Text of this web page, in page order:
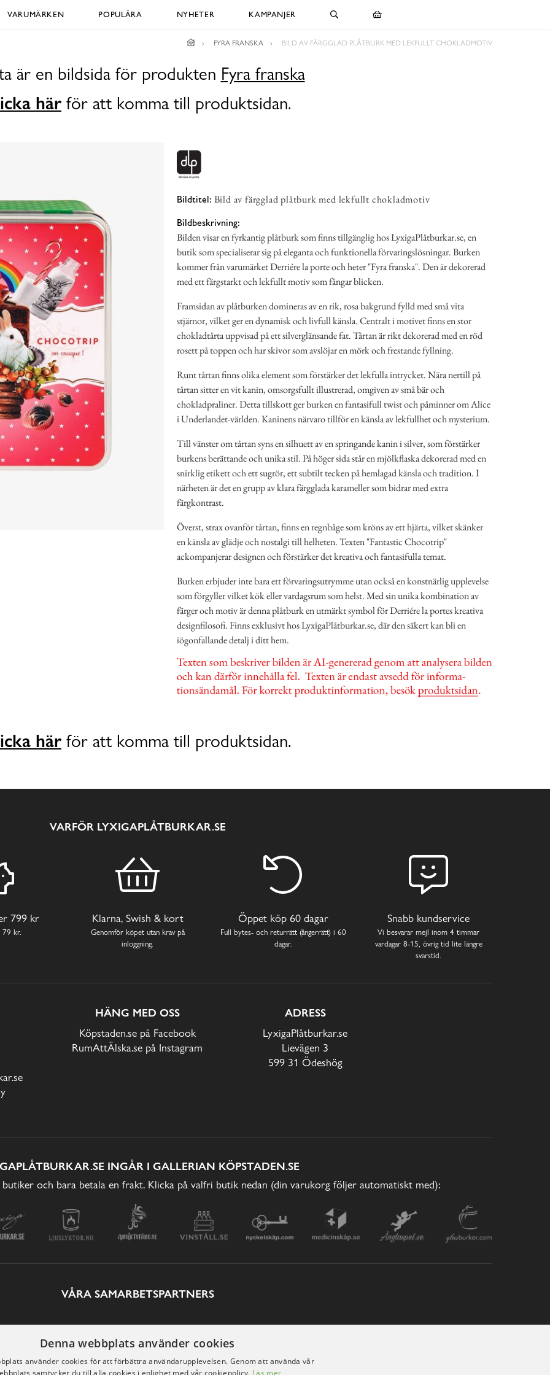
VARUMÄRKEN POPULÄRA NYHETER KAMPANJER
FYRA FRANSKA BILD AV FÄRGGLAD PLÅTBURK MED LEKFULLT CHOKLADMOTIV
är en bildsida för produkten Fyra franska
här för att komma till produktsidan.
Bildtitel: Bild av färgglad plåtburk med lekfullt chokladmotiv
Bildbeskrivning:
Bilden visar en fyrkantig plåtburk som finns tillgänglig hos LyxigaPlåtburkar.se, en
butik som specialiserar sig på eleganta och funktionella förvaringslösningar. Burken
kommer från varumärket Derriére la porte och heter "Fyra franska". Den är dekorerad
med ett färgstarkt och lekfullt motiv som fångar blicken.
Framsidan av plåtburken domineras av en rik, rosa bakgrund fylld med små vita
stjärnor, vilket ger en dynamisk och livfull känsla. Centralt i motivet finns en stor
chokladtårta uppvisad på ett silverglänsande fat. Tårtan är rikt dekorerad med en röd
rosett på toppen och har skivor som avslöjar en mörk och frestande fyllning.
Runt tårtan finns olika element som förstärker det lekfulla intrycket. Nära nertill på
tårtan sitter en vit kanin, omsorgsfullt illustrerad, omgiven av små bär och
chokladpraliner. Detta tillskott ger burken en fantasifull twist och påminner om Alice
i Underlandet-världen. Kaninens närvaro tillför en känsla av lekfullhet och mysterium.
Till vänster om tårtan syns en silhuett av en springande kanin i silver, som förstärker
burkens berättande och unika stil. På höger sida står en mjölkflaska dekorerad med en
snirklig etikett och ett sugrör, ett subtilt tecken på hemlagad känsla och tradition. I
närheten är det en grupp av klara färgglada karameller som bidrar med extra
färgkontrast.
Överst, strax ovanför tårtan, finns en regnbåge som kröns av ett hjärta, vilket skänker
en känsla av glädje och nostalgi till helheten. Texten "Fantastic Chocotrip"
ackompanjerar designen och förstärker det kreativa och fantasifulla temat.
Burken erbjuder inte bara ett förvaringsutrymme utan också en konstnärlig upplevelse
som förgyller vilket kök eller vardagsrum som helst. Med sin unika kombination av
färger och motiv är denna plåtburk en utmärkt symbol för Derriére la portes kreativa
designfilosofi. Finns exklusivt hos LyxigaPlåtburkar.se, där den säkert kan bli en
iögonfallande detalj i ditt hem.
här för att komma till produktsidan.
VARFÖR LYXIGAPLÅTBURKAR.SE
799 kr
79 kr.
Klarna, Swish & kort
Genomför köpet utan krav på
inloggning.
Öppet köp 60 dagar
Full bytes- och returrätt (ångerrätt) i 60
dagar.
Snabb kundservice
Vi besvarar mejl inom 4 timmar
vardagar 8-15, övrig tid lite längre
svarstid.
HÄNG MED OSS
Köpstaden.se på Facebook
RumAttÄlska.se på Instagram
ADRESS
LyxigaPlåtburkar.se
Lievägen 3
599 31 Ödeshög
INGÅR I GALLERIAN KÖPSTADEN.SE
och bara betala en frakt. Klicka på valfri butik nedan (din varukorg följer automatiskt med):
VÅRA SAMARBETSPARTNERS
Denna webbplats använder cookies
använder cookies för att förbättra användarupplevelsen. Genom att använda vår
samtycker du till alla cookies i enlighet med vår cookiepolicy. Läs mer